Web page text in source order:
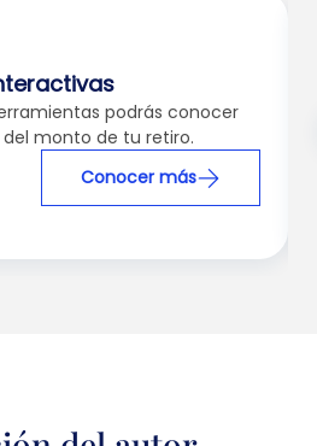
podrás conocer
monto de tu retiro.
Conocer más